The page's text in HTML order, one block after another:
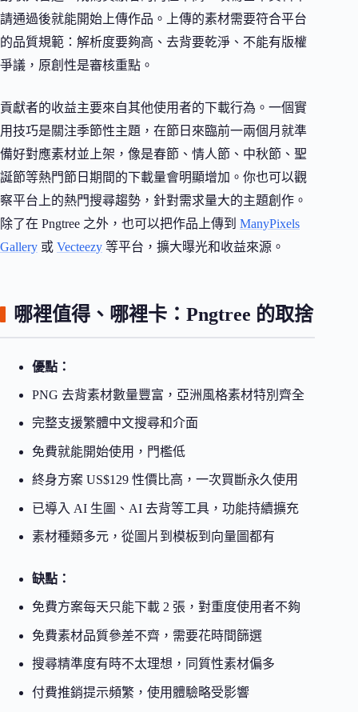
請通過後就能開始上傳作品。上傳的素材需要符合平台
的品質規範：解析度要夠高、去背要乾淨、不能有版權
爭議，原創性是審核重點。
貢獻者的收益主要來自其他使用者的下載行為。一個實
用技巧是關注季節性主題，在節日來臨前一兩個月就準
備好對應素材並上架，像是春節、情人節、中秋節、聖
誕節等熱門節日期間的下載量會明顯增加。你也可以觀
察平台上的熱門搜尋趨勢，針對需求量大的主題創作。
除了在 Pngtree 之外，也可以把作品上傳到 ManyPixels
Gallery 或 Vecteezy 等平台，擴大曝光和收益來源。
哪裡值得、哪裡卡：Pngtree 的取捨
優點：
PNG 去背素材數量豐富，亞洲風格素材特別齊全
完整支援繁體中文搜尋和介面
免費就能開始使用，門檻低
終身方案 US$129 性價比高，一次買斷永久使用
已導入 AI 生圖、AI 去背等工具，功能持續擴充
素材種類多元，從圖片到模板到向量圖都有
缺點：
免費方案每天只能下載 2 張，對重度使用者不夠
免費素材品質參差不齊，需要花時間篩選
搜尋精準度有時不太理想，同質性素材偏多
付費推銷提示頻繁，使用體驗略受影響